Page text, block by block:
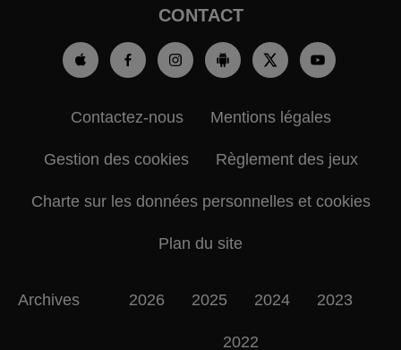
CONTACT
Contactez-nous Mentions légales
Gestion des cookies Règlement des jeux
Charte sur les données personnelles et cookies
Plan du site
Archives 2026 2025 2024 2023
2022